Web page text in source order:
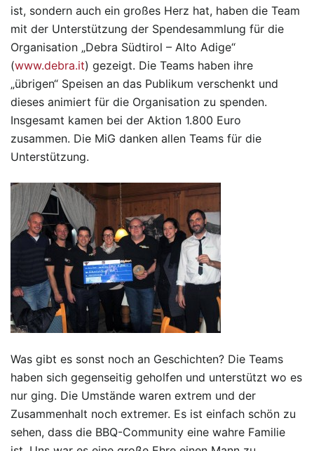
ist, sondern auch ein großes Herz hat, haben die Team
mit der Unterstützung der Spendesammlung für die
Organisation „Debra Südtirol – Alto Adige“
(www.debra.it) gezeigt. Die Teams haben ihre
„übrigen“ Speisen an das Publikum verschenkt und
dieses animiert für die Organisation zu spenden.
Insgesamt kamen bei der Aktion 1.800 Euro
zusammen. Die MiG danken allen Teams für die
Unterstützung.
Was gibt es sonst noch an Geschichten? Die Teams
haben sich gegenseitig geholfen und unterstützt wo es
nur ging. Die Umstände waren extrem und der
Zusammenhalt noch extremer. Es ist einfach schön zu
sehen, dass die BBQ-Community eine wahre Familie